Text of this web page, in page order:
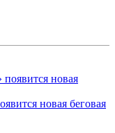
новая беговая